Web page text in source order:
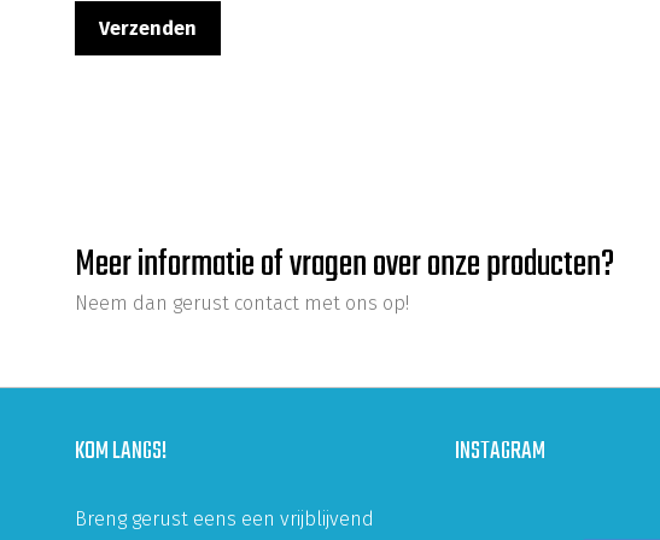
Meer informatie of vragen over onze producten?
Neem dan gerust contact met ons op!
KOM LANGS!
Breng gerust eens een vrijblijvend
INSTAGRAM